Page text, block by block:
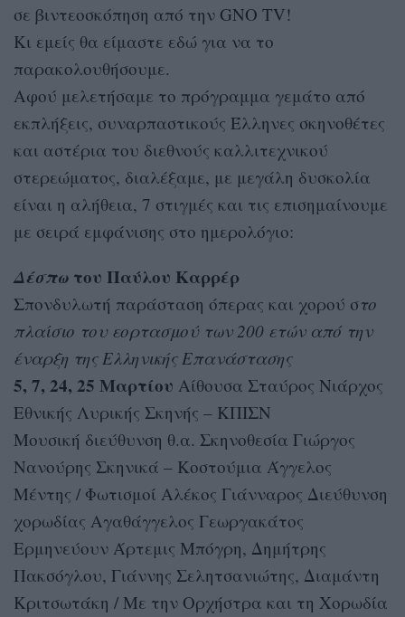
σε βιντεοσκόπηση από την GNO TV!
Κι εμείς θα είμαστε εδώ για να το
παρακολουθήσουμε.
Αφού μελετήσαμε το πρόγραμμα γεμάτο από
εκπλήξεις, συναρπαστικούς Έλληνες σκηνοθέτες
και αστέρια του διεθνούς καλλιτεχνικού
στερεώματος, διαλέξαμε, με μεγάλη δυσκολία
είναι η αλήθεια, 7 στιγμές και τις επισημαίνουμε
με σειρά εμφάνισης στο ημερολόγιο:
Δέσπω του Παύλου Καρρέρ
Σπονδυλωτή παράσταση όπερας και χορού στο
πλαίσιο του εορτασμού των 200 ετών από την
έναρξη της Ελληνικής Επανάστασης
5, 7, 24, 25 Μαρτίου Αίθουσα Σταύρος Νιάρχος
Εθνικής Λυρικής Σκηνής – ΚΠΙΣΝ
Μουσική διεύθυνση θ.α. Σκηνοθεσία Γιώργος
Νανούρης Σκηνικά – Κοστούμια Άγγελος
Μέντης / Φωτισμοί Αλέκος Γιάνναρος Διεύθυνση
χορωδίας Αγαθάγγελος Γεωργακάτος
Ερμηνεύουν Άρτεμις Μπόγρη, Δημήτρης
Πακσόγλου, Γιάννης Σελητσανιώτης, Διαμάντη
Κριτσωτάκη / Με την Ορχήστρα και τη Χορωδία